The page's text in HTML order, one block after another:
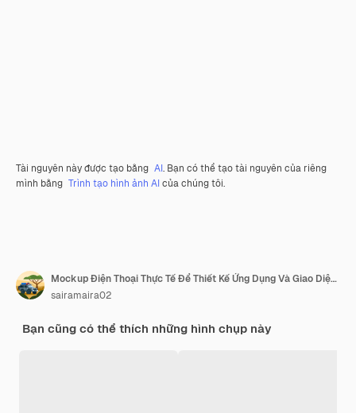
Tài nguyên này được tạo bằng AI. Bạn có thể tạo tài nguyên của riêng
mình bằng Trình tạo hình ảnh AIcủa chúng tôi.
Mockup Điện Thoại Thực Tế Để Thiết Kế Ứng Dụng Và Giao Diện Người Dùng
sairamaira02
Bạn cũng có thể thích những hình chụp này